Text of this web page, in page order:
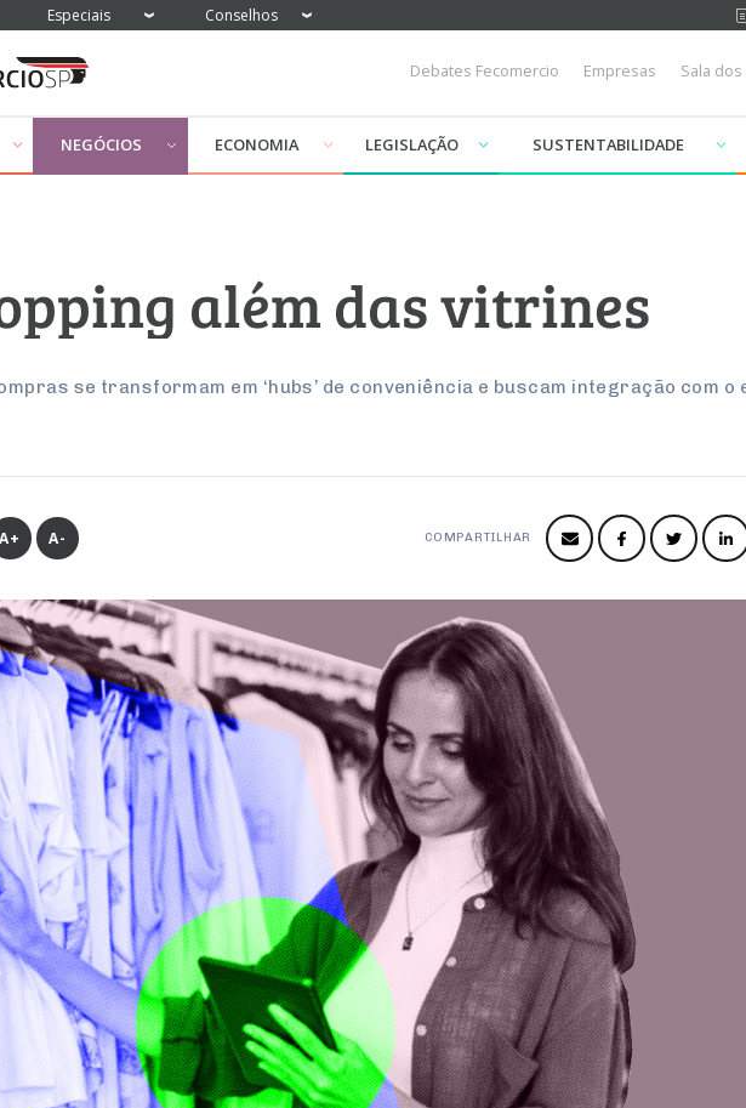
Especiais Conselhos
Debates Fecomercio Empresas Sala
NEGÓCIOS ECONOMIA LEGISLAÇÃO SUSTENTABILIDADE
além das vitrines
se transformam em ‘hubs’ de conveniência e buscam integração com o
A+ A- COMPARTILHAR